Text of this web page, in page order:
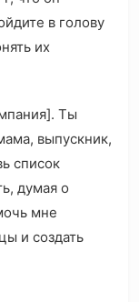
в голову
их
Ты
выпускник,
список
думая о
мне
и создать